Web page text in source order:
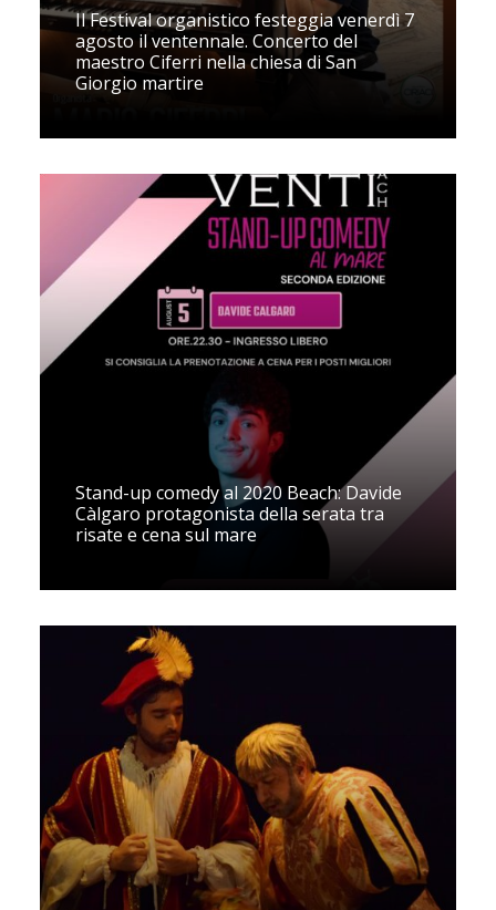
Il Festival organistico festeggia venerdì 7
agosto il ventennale. Concerto del
maestro Ciferri nella chiesa di San
Giorgio martire
Stand-up comedy al 2020 Beach: Davide
Càlgaro protagonista della serata tra
risate e cena sul mare